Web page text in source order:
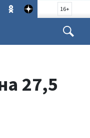
16+
27,5